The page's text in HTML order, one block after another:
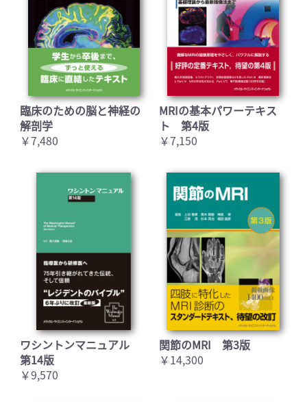
臨床のための脳と神経の
解剖学
￥7,480
MRIの基本パワーテキス
ト 第4版
￥7,150
ワシントンマニュアル
第14版
￥9,570
関節のMRI 第3版
￥14,300